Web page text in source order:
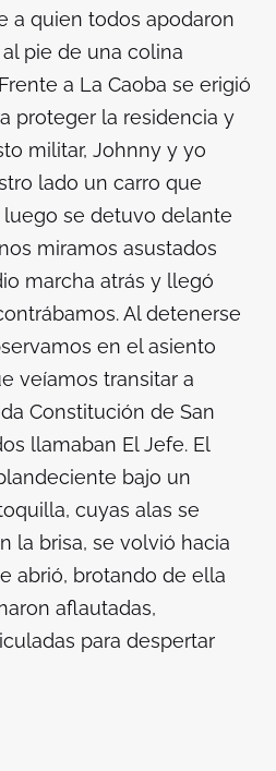
a quien todos apodaron
pie de una colina
a La Caoba se erigió
proteger la residencia y
militar, Johnny y yo
lado un carro que
se detuvo delante
miramos asustados
marcha atrás y llegó
Al detenerse
en el asiento
veíamos transitar a
Constitución de San
llamaban El Jefe. El
bajo un
cuyas alas se
la brisa, se volvió hacia
abrió, brotando de ella
aflautadas,
para despertar